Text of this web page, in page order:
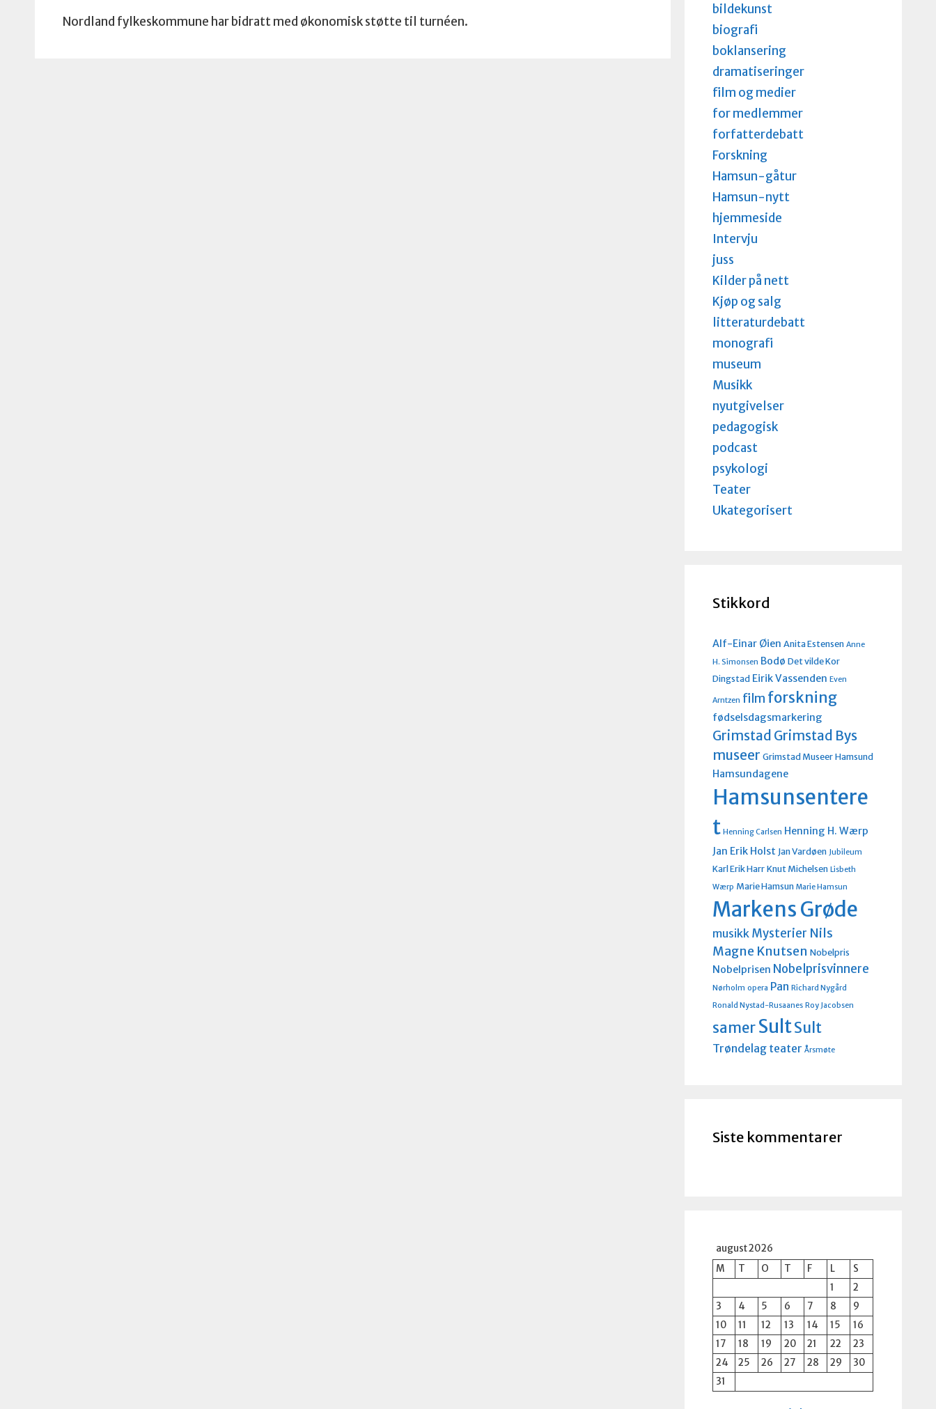
Nordland fylkeskommune har bidratt med økonomisk støtte til turnéen.
bildekunst
biografi
boklansering
dramatiseringer
film og medier
for medlemmer
forfatterdebatt
Forskning
Hamsun-gåtur
Hamsun-nytt
hjemmeside
Intervju
juss
Kilder på nett
Kjøp og salg
litteraturdebatt
monografi
museum
Musikk
nyutgivelser
pedagogisk
podcast
psykologi
Teater
Ukategorisert
Stikkord
Alf-Einar Øien Anita Estensen Anne
H. Simonsen Bodø Det vilde Kor
Dingstad Eirik Vassenden Even
Arntzen film forskning
fødselsdagsmarkering
Grimstad Grimstad Bys
museer Grimstad Museer Hamsund
Hamsundagene
Hamsunsentere
t Henning Carlsen Henning H. Wærp
Jan Erik Holst Jan Vardøen Jubileum
Karl Erik Harr Knut Michelsen Lisbeth
Wærp Marie Hamsun Marie Hamsun
Markens Grøde
musikk Mysterier Nils
Magne Knutsen Nobelpris
Nobelprisen Nobelprisvinnere
Nørholm opera Pan Richard Nygård
Ronald Nystad-Rusaanes Roy Jacobsen
samerSultSult
Trøndelag teater Årsmøte
Siste kommentarer
august 2026
M
T O T F L
S
1
2
3
4 5 6 7 8
9
10
11 12 13 14 15
16
17
18 19 20 21 22
23
24
25 26 27 28 29
30
31